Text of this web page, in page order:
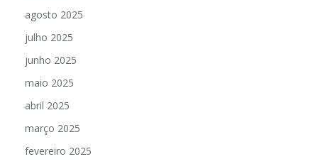
agosto 2025
julho 2025
junho 2025
maio 2025
abril 2025
março 2025
fevereiro 2025